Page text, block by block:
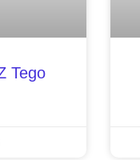
Tego